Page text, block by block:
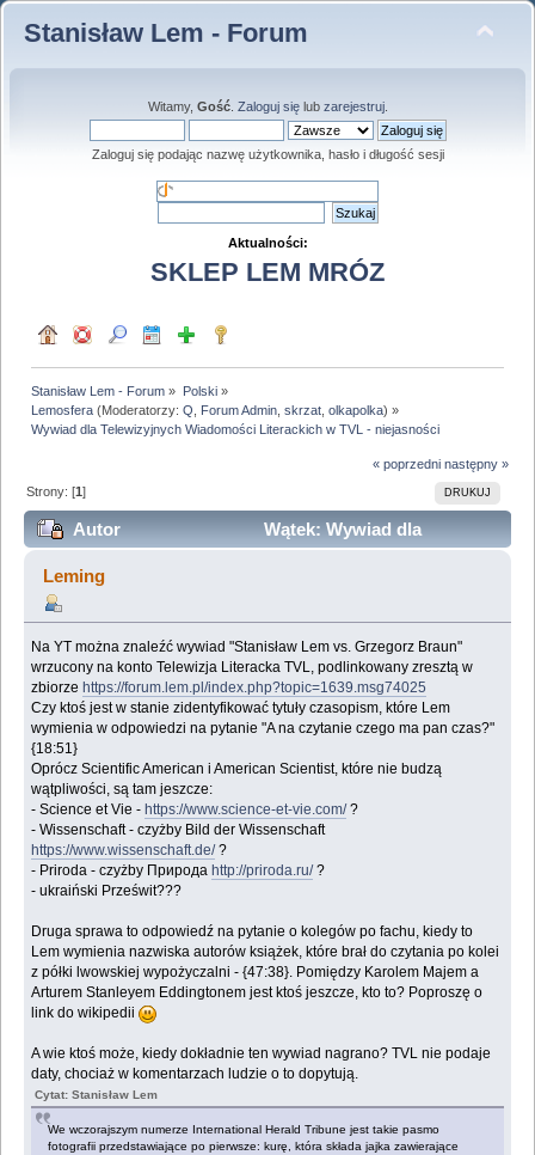
Stanisław Lem - Forum
Witamy, Gość. Zaloguj sięlub zarejestruj.
Zaloguj się podając nazwę użytkownika, hasło i długość sesji
Aktualności:
SKLEP LEM MRÓZ
Stanisław Lem - Forum » Polski»
Lemosfera (Moderatorzy:Q Forum Admin ,skrzat ,olkapolka) »
Wywiad dla Telewizyjnych Wiadomości Literackich w TVL - niejasności
« poprzedni następny »
DRUKUJ
Strony: [1]
Autor
Wątek: Wywiad dla
Telewizyjnych Wiadomości Literackich w TVL -
niejasności (Przeczytany 33547 razy)
Leming
Na YT można znaleźć wywiad "Stanisław Lem vs. Grzegorz Braun"
wrzucony na konto Telewizja Literacka TVL, podlinkowany zresztą w
zbiorze https://forum.lem.pl/index.php?topic=1639.msg74025
Czy ktoś jest w stanie zidentyfikować tytuły czasopism, które Lem
wymienia w odpowiedzi na pytanie "A na czytanie czego ma pan czas?"
{18:51}
Oprócz Scientific American i American Scientist, które nie budzą
wątpliwości, są tam jeszcze:
- Science et Vie - https://www.science-et-vie.com/?
- Wissenschaft - czyżby Bild der Wissenschaft
https://www.wissenschaft.de/?
- Priroda - czyżby Природа http://priroda.ru/?
- ukraiński Prześwit???
Druga sprawa to odpowiedź na pytanie o kolegów po fachu, kiedy to
Lem wymienia nazwiska autorów książek, które brał do czytania po kolei
z półki lwowskiej wypożyczalni - {47:38}. Pomiędzy Karolem Majem a
Arturem Stanleyem Eddingtonem jest ktoś jeszcze, kto to? Poproszę o
link do wikipedii
A wie ktoś może, kiedy dokładnie ten wywiad nagrano? TVL nie podaje
daty, chociaż w komentarzach ludzie o to dopytują.
Cytat: Stanisław Lem
We wczorajszym numerze International Herald Tribune jest takie pasmo
fotografii przedstawiające po pierwsze: kurę, która składa jajka zawierające